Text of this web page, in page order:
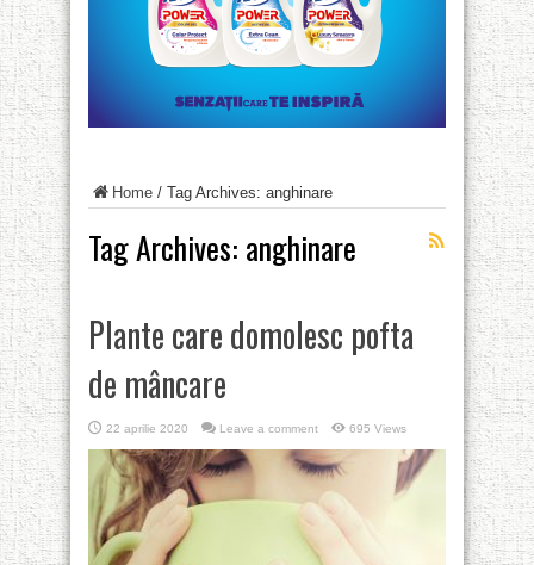
Home / Tag Archives: anghinare
Tag Archives: anghinare
Plante care domolesc pofta
de mâncare
22 aprilie 2020 Leave a comment 695 Views